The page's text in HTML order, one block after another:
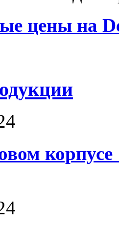
цены на